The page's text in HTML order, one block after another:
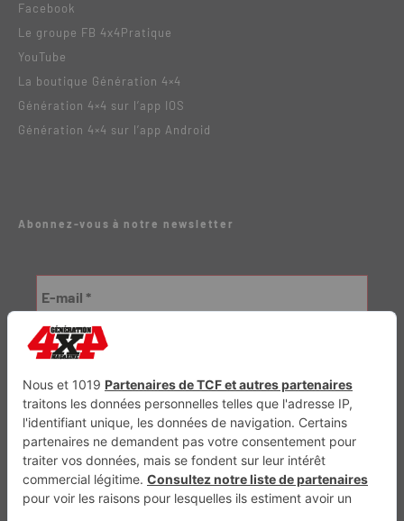
Facebook
Le groupe FB 4x4Pratique
YouTube
La boutique Génération 4×4
Génération 4×4 sur l’app IOS
Génération 4×4 sur l’app Android
Abonnez-vous à notre newsletter
Génération Electrique Génération Sans Permis VTTAE.fr FullAttack